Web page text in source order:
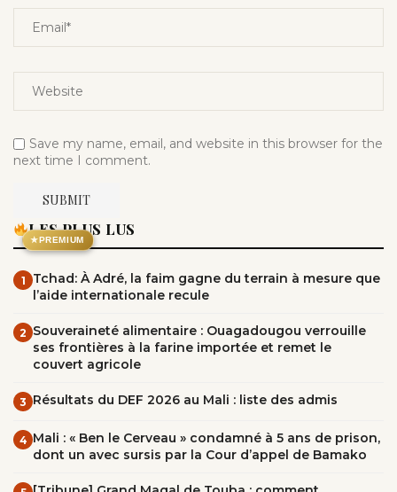
Save my name, email, and website in this browser for the
next time I comment.
★PREMIUM
LES PLUS LUS
1
Tchad: À Adré, la faim gagne du terrain à mesure que
l’aide internationale recule
2 Souveraineté alimentaire : Ouagadougou verrouille
ses frontières à la farine importée et remet le
couvert agricole
3 Résultats du DEF 2026 au Mali : liste des admis
4 Mali : « Ben le Cerveau » condamné à 5 ans de prison,
dont un avec sursis par la Cour d’appel de Bamako